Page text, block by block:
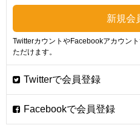
TwitterカウントやFacebookアカウン
ただけます。